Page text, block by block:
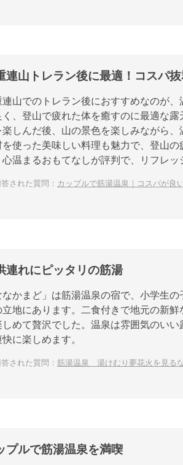
連山トレラン後に最適！コスパ
連山でのトレラン後におすすめなのが
く、登山で疲れた体を癒すのに最適な
楽しんだ後、山の景色を楽しみながら
を使った美味しい料理も魅力で、登山
心温まるおもてなしが評判で、リフレ
答された質問： カップルで筋湯温泉｜コスパが良
連れにピッタリの筋湯
なかまど」は筋湯温泉の宿で、小学生
立地にあります。二食付きで地元の新
しめて贅沢でした。温泉は雰囲気のい
に楽しめます。
答された質問： 筋湯温泉 湯けむり夢花火を見る
プルで筋湯温泉を満喫